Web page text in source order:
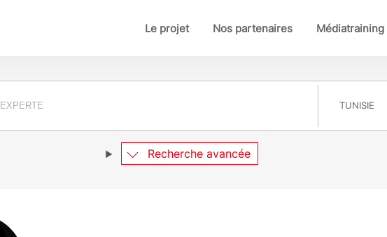
Le projet Nos partenaires Médiatraining
Recherche avancée